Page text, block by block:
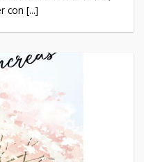
con [...]